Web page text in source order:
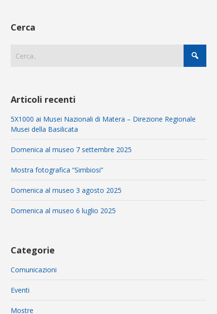
Cerca
Articoli recenti
5X1000 ai Musei Nazionali di Matera – Direzione Regionale
Musei della Basilicata
Domenica al museo 7 settembre 2025
Mostra fotografica “Simbiosi”
Domenica al museo 3 agosto 2025
Domenica al museo 6 luglio 2025
Categorie
Comunicazioni
Eventi
Mostre